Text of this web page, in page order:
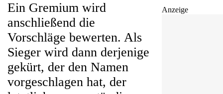
Anzeige
Ein Gremium wird
anschließend die
Vorschläge bewerten. Als
Sieger wird dann derjenige
gekürt, der den Namen
vorgeschlagen hat, der